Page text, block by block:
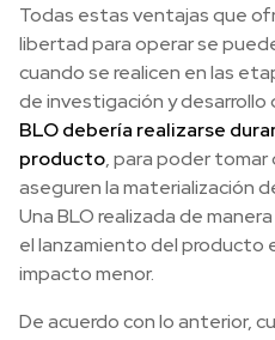
Todas estas ventajas que
libertad para operar se
cuando se realicen en las
de investigación y desarrollo
BLO debería realizarse
producto, para poder
aseguren la materialización
Una BLO realizada de
el lanzamiento del producto
impacto menor.
De acuerdo con lo anterior,